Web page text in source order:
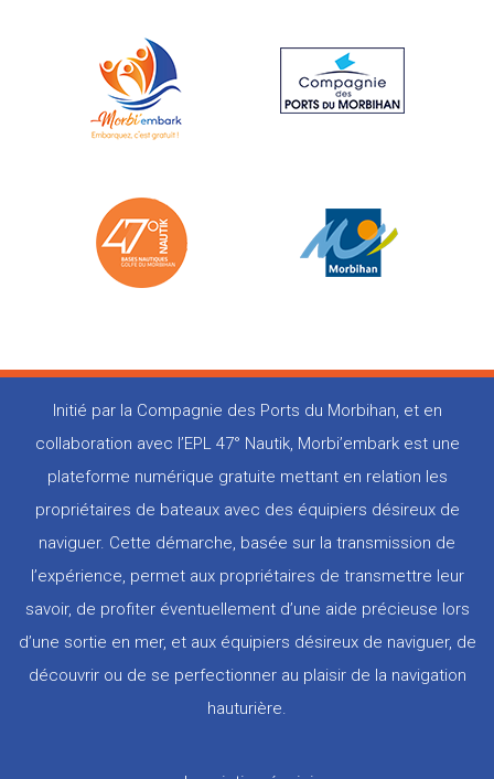
Initié par la Compagnie des Ports du Morbihan, et en
collaboration avec l’EPL 47° Nautik, Morbi’embark est une
plateforme numérique gratuite mettant en relation les
propriétaires de bateaux avec des équipiers désireux de
naviguer. Cette démarche, basée sur la transmission de
l’expérience, permet aux propriétaires de transmettre leur
savoir, de profiter éventuellement d’une aide précieuse lors
d’une sortie en mer, et aux équipiers désireux de naviguer, de
découvrir ou de se perfectionner au plaisir de la navigation
hauturière.